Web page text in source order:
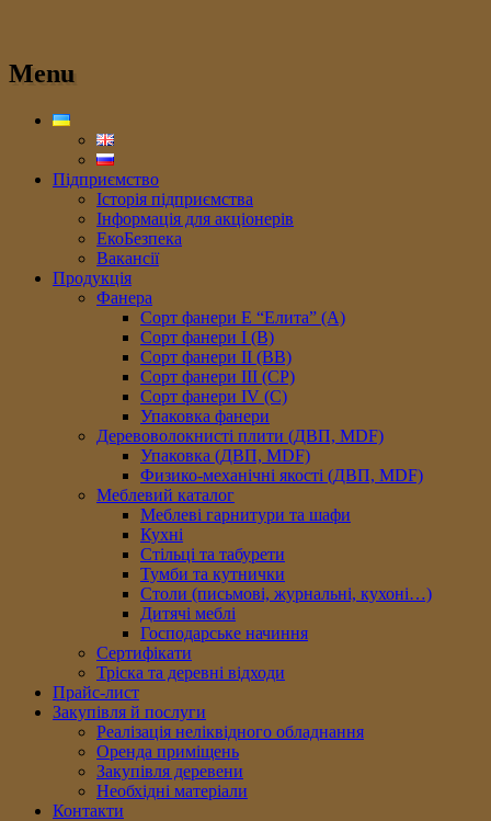
Menu
Підприємство
Історія підприємства
Інформація для акціонерів
ЕкоБезпека
Вакансії
Продукція
Фанера
Сорт фанери E “Елита” (A)
Сорт фанери I (В)
Сорт фанери II (ВB)
Сорт фанери III (CP)
Сорт фанери IV (C)
Упаковка фанери
Деревоволокнисті плити (ДВП, MDF)
Упаковка (ДВП, MDF)
Физико-механічні якості (ДВП, MDF)
Меблевий каталог
Меблеві гарнитури та шафи
Кухні
Стільці та табурети
Тумби та кутнички
Столи (письмові, журнальні, кухоні…)
Дитячі меблі
Господарське начиння
Сертифікати
Тріска та деревні відходи
Прайс-лист
Закупівля й послуги
Реалізація неліквідного обладнання
Оренда приміщень
Закупівля деревени
Необхідні матеріали
Контакти